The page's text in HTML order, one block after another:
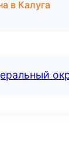
в Калуга